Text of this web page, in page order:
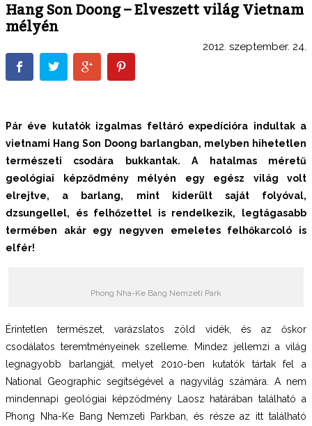
Hang Son Doong – Elveszett világ Vietnam
mélyén
2012. szeptember. 24.
Pár éve kutatók izgalmas feltáró expedícióra indultak a
vietnami Hang Son Doong barlangban, melyben hihetetlen
természeti csodára bukkantak. A hatalmas méretű
geológiai képződmény mélyén egy egész világ volt
elrejtve, a barlang, mint kiderült saját folyóval,
dzsungellel, és felhőzettel is rendelkezik, legtágasabb
termében akár egy negyven emeletes felhőkarcoló is
elfér!
Phong Nha-Ke Bang Nemzeti Park
Érintetlen természet, varázslatos zöld vidék, és az őskor
csodálatos teremtményeinek szelleme. Mindez jellemzi a világ
legnagyobb barlangját, melyet 2010-ben kutatók tártak fel a
National Geographic segítségével a nagyvilág számára. A nem
mindennapi geológiai képződmény Laosz határában található a
Phong Nha-Ke Bang Nemzeti Parkban, és része az itt található